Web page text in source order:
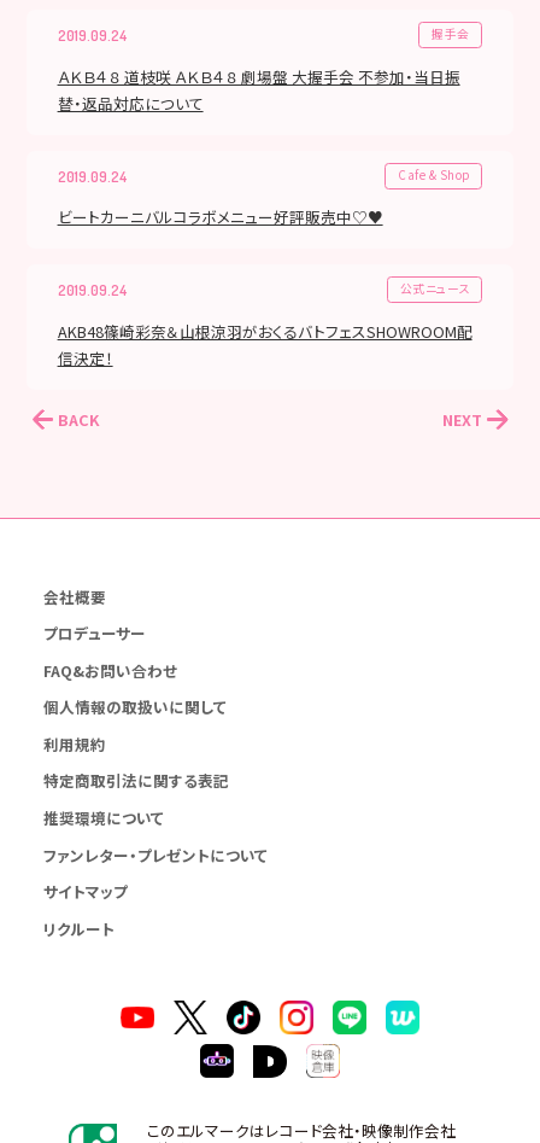
2019.09.24 握手会
ＡＫＢ４８ 道枝咲 ＡＫＢ４８ 劇場盤 大握手会 不参加・当日振
替・返品対応について
2019.09.24 Cafe & Shop
ビートカーニバルコラボメニュー好評販売中♡♥
2019.09.24 公式ニュース
AKB48篠崎彩奈＆山根涼羽がおくるバトフェスSHOWROOM配
信決定！
BACK NEXT
会社概要
プロデューサー
FAQ&お問い合わせ
個人情報の取扱いに関して
利用規約
特定商取引法に関する表記
推奨環境について
ファンレター・プレゼントについて
サイトマップ
リクルート
このエルマークはレコード会社・映像制作会社